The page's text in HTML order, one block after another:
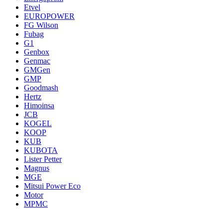
Etvel
EUROPOWER
FG Wilson
Fubag
G1
Genbox
Genmac
GMGen
GMP
Goodmash
Hertz
Himoinsa
JCB
KOGEL
KOOP
KUB
KUBOTA
Lister Petter
Magnus
MGE
Mitsui Power Eco
Motor
MPMC